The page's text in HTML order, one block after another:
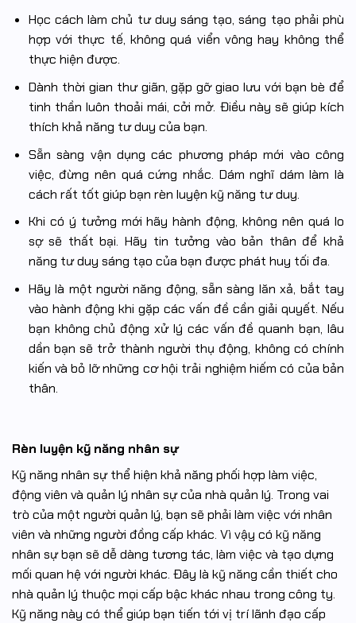
Học cách làm chủ tư duy sáng tạo, sáng tạo phải phù
hợp với thực tế, không quá viển vông hay không thể
thực hiện được.
Dành thời gian thư giãn, gặp gỡ giao lưu với bạn bè để
tinh thần luôn thoải mái, cởi mở. Điều này sẽ giúp kích
thích khả năng tư duy của bạn.
Sẵn sàng vận dụng các phương pháp mới vào công
việc, đừng nên quá cứng nhắc. Dám nghĩ dám làm là
cách rất tốt giúp bạn rèn luyện kỹ năng tư duy.
Khi có ý tưởng mới hãy hành động, không nên quá lo
sợ sẽ thất bại. Hãy tin tưởng vào bản thân để khả
năng tư duy sáng tạo của bạn được phát huy tối đa.
Hãy là một người năng động, sẵn sàng lăn xả, bắt tay
vào hành động khi gặp các vấn đề cần giải quyết. Nếu
bạn không chủ động xử lý các vấn đề quanh bạn, lâu
dần bạn sẽ trở thành người thụ động, không có chính
kiến và bỏ lỡ những cơ hội trải nghiệm hiếm có của bản
thân.
Rèn luyện kỹ năng nhân sự
Kỹ năng nhân sự thể hiện khả năng phối hợp làm việc,
động viên và quản lý nhân sự của nhà quản lý. Trong vai
trò của một người quản lý, bạn sẽ phải làm việc với nhân
viên và những người đồng cấp khác. Vì vậy có kỹ năng
nhân sự bạn sẽ dễ dàng tương tác, làm việc và tạo dựng
mối quan hệ với người khác. Đây là kỹ năng cần thiết cho
nhà quản lý thuộc mọi cấp bậc khác nhau trong công ty.
Kỹ năng này có thể giúp bạn tiến tới vị trí lãnh đạo cấp